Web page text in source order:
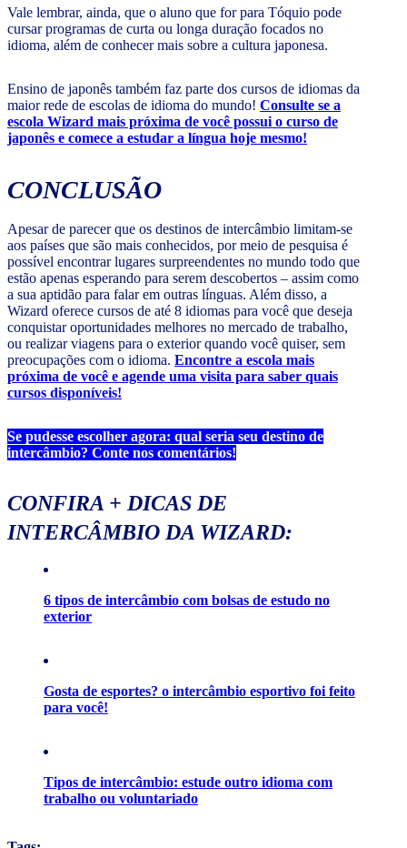
Vale lembrar, ainda, que o aluno que for para Tóquio pode
cursar programas de curta ou longa duração focados no
idioma, além de conhecer mais sobre a cultura japonesa.
Ensino de japonês também faz parte dos cursos de idiomas da
maior rede de escolas de idioma do mundo! Consulte se a
escola Wizard mais próxima de você possui o curso de
japonês e comece a estudar a língua hoje mesmo!
CONCLUSÃO
Apesar de parecer que os destinos de intercâmbio limitam-se
aos países que são mais conhecidos, por meio de pesquisa é
possível encontrar lugares surpreendentes no mundo todo que
estão apenas esperando para serem descobertos – assim como
a sua aptidão para falar em outras línguas. Além disso, a
Wizard oferece cursos de até 8 idiomas para você que deseja
conquistar oportunidades melhores no mercado de trabalho,
ou realizar viagens para o exterior quando você quiser, sem
preocupações com o idioma. Encontre a escola mais
próxima de você e agende uma visita para saber quais
cursos disponíveis!
Se pudesse escolher agora: qual seria seu destino de
intercâmbio? Conte nos comentários!
CONFIRA + DICAS DE
INTERCÂMBIO DA WIZARD:
6 tipos de intercâmbio com bolsas de estudo no
exterior
Gosta de esportes? o intercâmbio esportivo foi feito
para você!
Tipos de intercâmbio: estude outro idioma com
trabalho ou voluntariado